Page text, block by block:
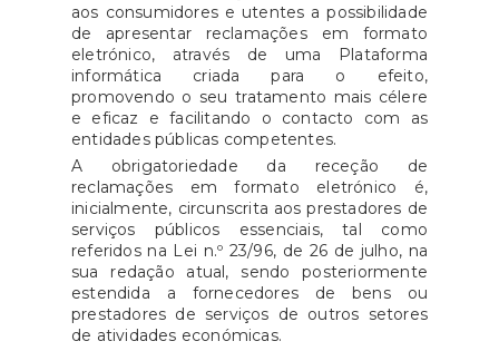
aos consumidores e utentes a possibilidade
de apresentar reclamações em formato
eletrónico, através de uma Plataforma
informática criada para o efeito,
promovendo o seu tratamento mais célere
e eficaz e facilitando o contacto com as
entidades públicas competentes.
A obrigatoriedade da receção de
reclamações em formato eletrónico é,
inicialmente, circunscrita aos prestadores de
serviços públicos essenciais, tal como
referidos na Lei n.º 23/96, de 26 de julho, na
sua redação atual, sendo posteriormente
estendida a fornecedores de bens ou
prestadores de serviços de outros setores
de atividades económicas.